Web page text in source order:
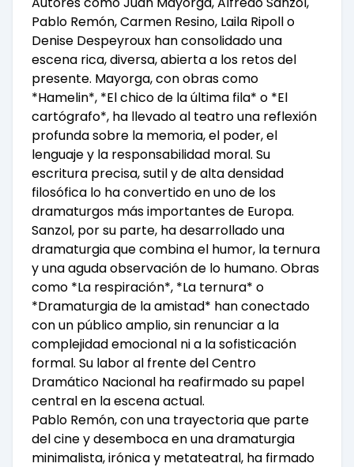
Pablo Remón, Carmen Resino, Laila Ripoll o
Denise Despeyroux han consolidado una
escena rica, diversa, abierta a los retos del
presente. Mayorga, con obras como
*Hamelin*, *El chico de la última fila* o *El
cartógrafo*, ha llevado al teatro una reflexión
profunda sobre la memoria, el poder, el
lenguaje y la responsabilidad moral. Su
escritura precisa, sutil y de alta densidad
filosófica lo ha convertido en uno de los
dramaturgos más importantes de Europa.
Sanzol, por su parte, ha desarrollado una
dramaturgia que combina el humor, la ternura
y una aguda observación de lo humano. Obras
como *La respiración*, *La ternura* o
*Dramaturgia de la amistad* han conectado
con un público amplio, sin renunciar a la
complejidad emocional ni a la sofisticación
formal. Su labor al frente del Centro
Dramático Nacional ha reafirmado su papel
central en la escena actual.
Pablo Remón, con una trayectoria que parte
del cine y desemboca en una dramaturgia
minimalista, irónica y metateatral, ha firmado